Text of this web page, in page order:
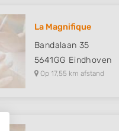
La Magnifique
Bandalaan 35
5641GG Eindhoven
Op 17,55 km afstand